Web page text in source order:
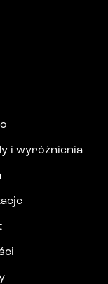
i wyróżnienia